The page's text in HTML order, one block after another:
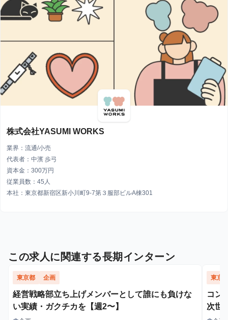
株式会社YASUMI WORKS
業界：流通/小売
代表者：中濱 歩弓
資本金：300万円
従業員数：45人
本社：東京都新宿区新小川町9-7第３服部ビルA棟301
この求人に関連する長期インターン
東京都 企画
経営戦略部立ち上げメンバーとして誰にも負けな
い実績・ガクチカを【週2〜】
東京
コン
次世